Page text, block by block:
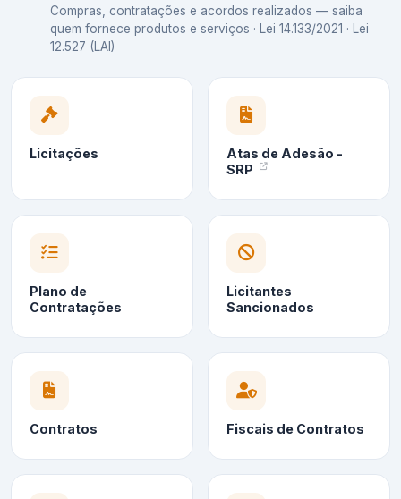
Compras, contratações e acordos realizados — saiba
quem fornece produtos e serviços · Lei 14.133/2021 · Lei
12.527 (LAI)
Licitações
Atas de Adesão -
SRP
Plano de
Contratações
Licitantes
Sancionados
Contratos Fiscais de Contratos